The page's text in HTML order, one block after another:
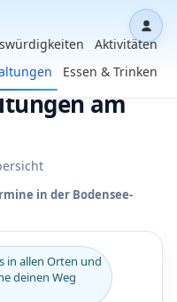
Aktivitäten
Essen & Trinken
am
in der Bodensee-
in allen Orten und
deinen Weg